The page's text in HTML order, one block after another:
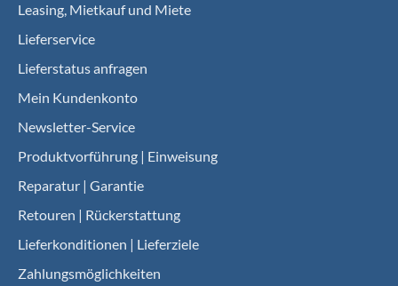
Leasing, Mietkauf und Miete
Lieferservice
Lieferstatus anfragen
Mein Kundenkonto
Newsletter-Service
Produktvorführung | Einweisung
Reparatur | Garantie
Retouren | Rückerstattung
Lieferkonditionen | Lieferziele
Zahlungsmöglichkeiten